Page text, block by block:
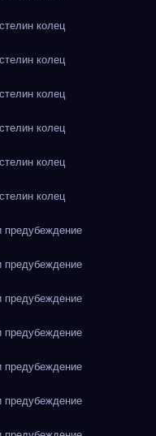
колец
колец
колец
колец
колец
колец